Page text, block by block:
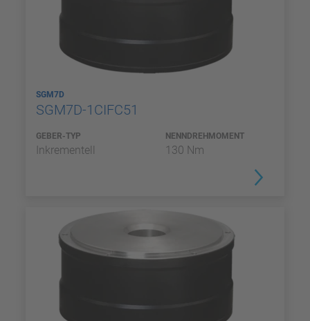
SGM7D
SGM7D-1CIFC51
GEBER-TYP
Inkrementell
NENNDREHMOMENT
130 Nm